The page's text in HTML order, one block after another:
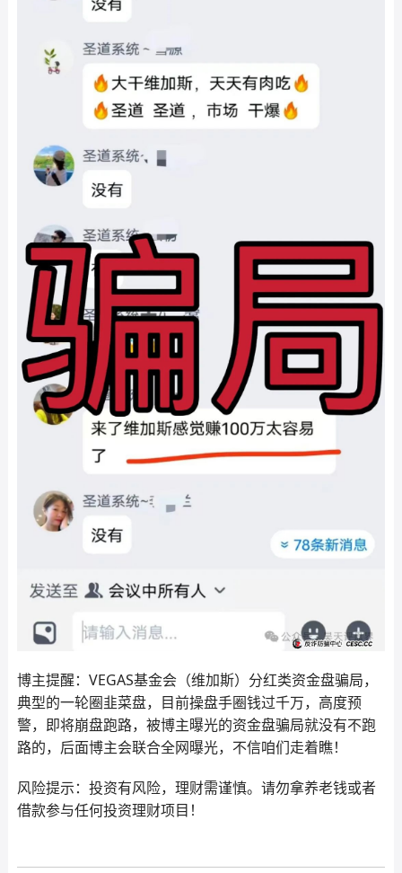
博主提醒：VEGAS基金会（维加斯）分红类资金盘骗局，
典型的一轮圈韭菜盘，目前操盘手圈钱过千万，高度预
警，即将崩盘跑路，被博主曝光的资金盘骗局就没有不跑
路的，后面博主会联合全网曝光，不信咱们走着瞧！
风险提示：投资有风险，理财需谨慎。请勿拿养老钱或者
借款参与任何投资理财项目！